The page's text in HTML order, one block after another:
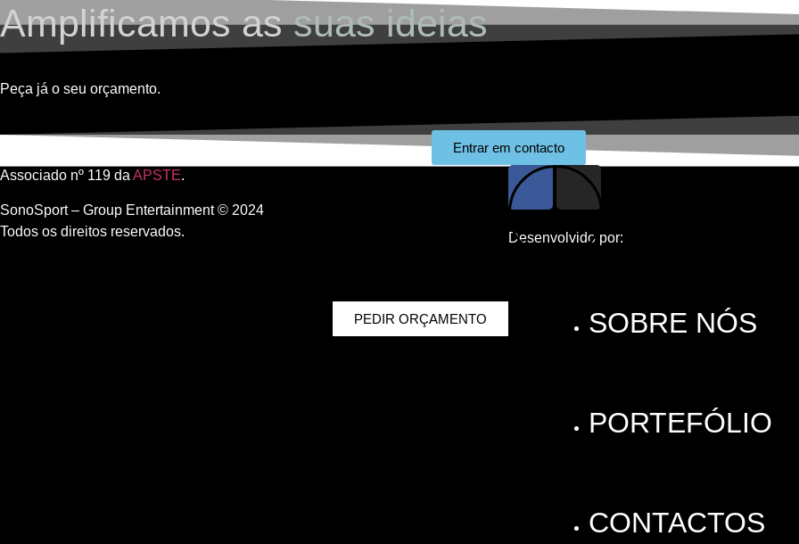
Amplificamos assuas ideias
Peça já o seu orçamento.
Entrar em contacto
Associado nº 119 da APSTE.
SonoSport – Group Entertainment © 2024
Todos os direitos reservados.
Desenvolvido por:
PEDIR ORÇAMENTO SOBRE NÓS
PORTEFÓLIO
CONTACTOS